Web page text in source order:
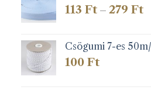
113 Ft – 279 Ft
Csögumi 7-es
100 Ft